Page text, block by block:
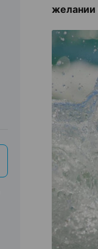
желании